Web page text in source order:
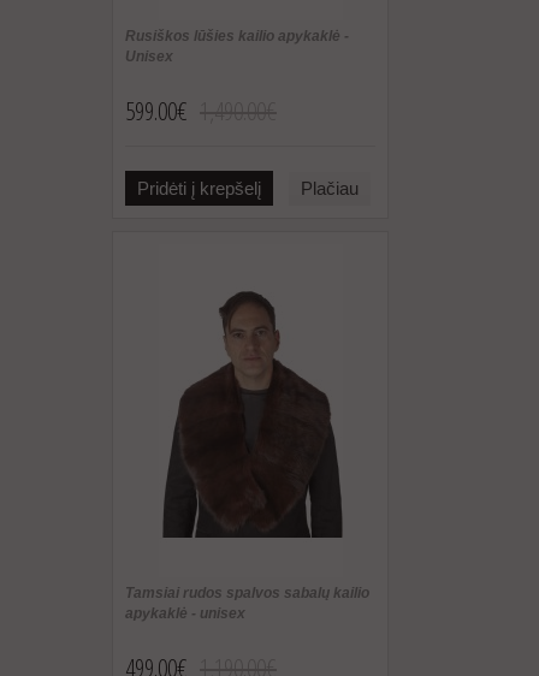
Rusiškos lūšies kailio apykaklė -
Unisex
599.00€
Pridėti į krepšelį Plačiau
Tamsiai rudos spalvos sabalų kailio
apykaklė - unisex
499.00€